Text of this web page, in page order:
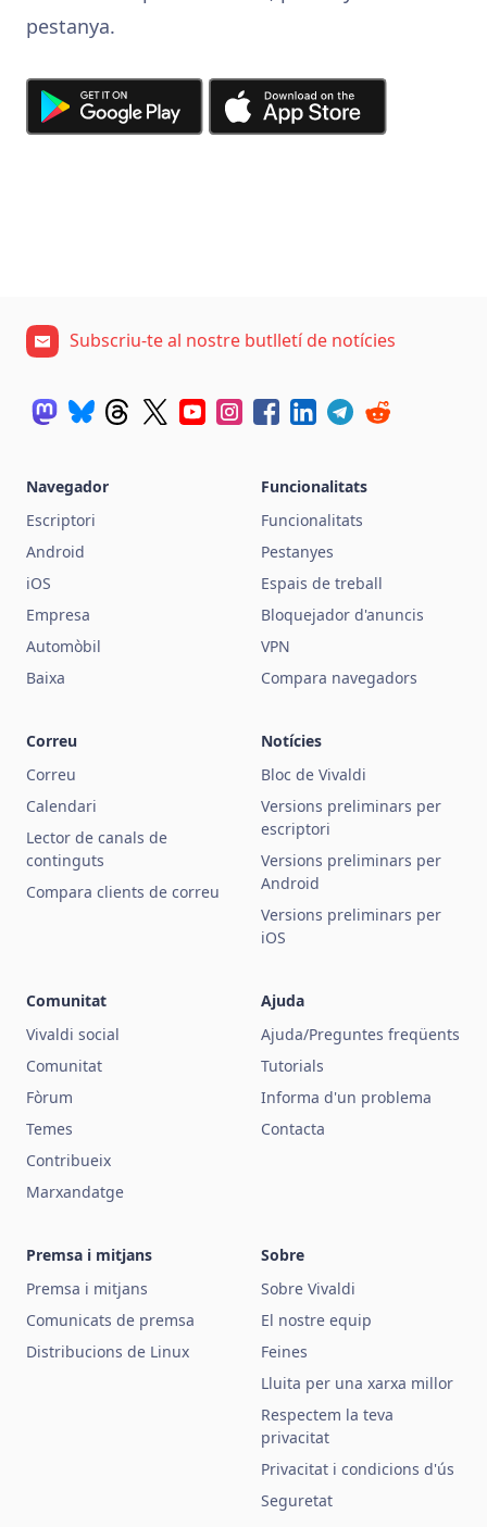
pestanya.
Subscriu-te al nostre butlletí de notícies
Navegador
Escriptori
Android
iOS
Empresa
Automòbil
Baixa
Funcionalitats
Funcionalitats
Pestanyes
Espais de treball
Bloquejador d'anuncis
VPN
Compara navegadors
Correu
Correu
Calendari
Lector de canals de
continguts
Compara clients de correu
Notícies
Bloc de Vivaldi
Versions preliminars per
escriptori
Versions preliminars per
Android
Versions preliminars per
iOS
Comunitat
Vivaldi social
Comunitat
Fòrum
Temes
Contribueix
Marxandatge
Ajuda
Ajuda/Preguntes freqüents
Tutorials
Informa d'un problema
Contacta
Premsa i mitjans
Premsa i mitjans
Comunicats de premsa
Distribucions de Linux
Sobre
Sobre Vivaldi
El nostre equip
Feines
Lluita per una xarxa millor
Respectem la teva
privacitat
Privacitat i condicions d'ús
Seguretat